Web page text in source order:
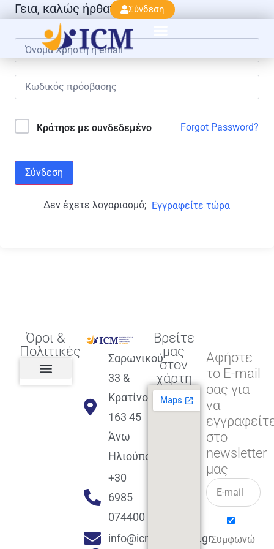
Σύνδεση
Γεια, καλώς ήρθατε πάλι!
Κράτησε με συνδεδεμένο Forgot Password?
Σύνδεση
Δεν έχετε λογαριασμό; Εγγραφείτε τώρα
Όροι &
Πολιτικές
Σαρωνικού
33 &
Κρατίνου
163 45
Άνω
Ηλιούπολη
+30
6985
074400
info@icmacademy.gr
Βρείτε
μας
στον
χάρτη
Αφήστε
το E-mail
σας για
να
στο
newsletter
μας
Συμφωνώ